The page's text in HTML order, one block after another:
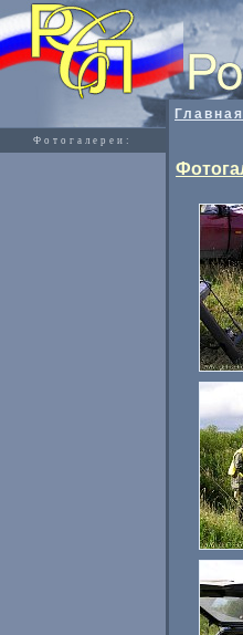
Главная
Фотогалереи: